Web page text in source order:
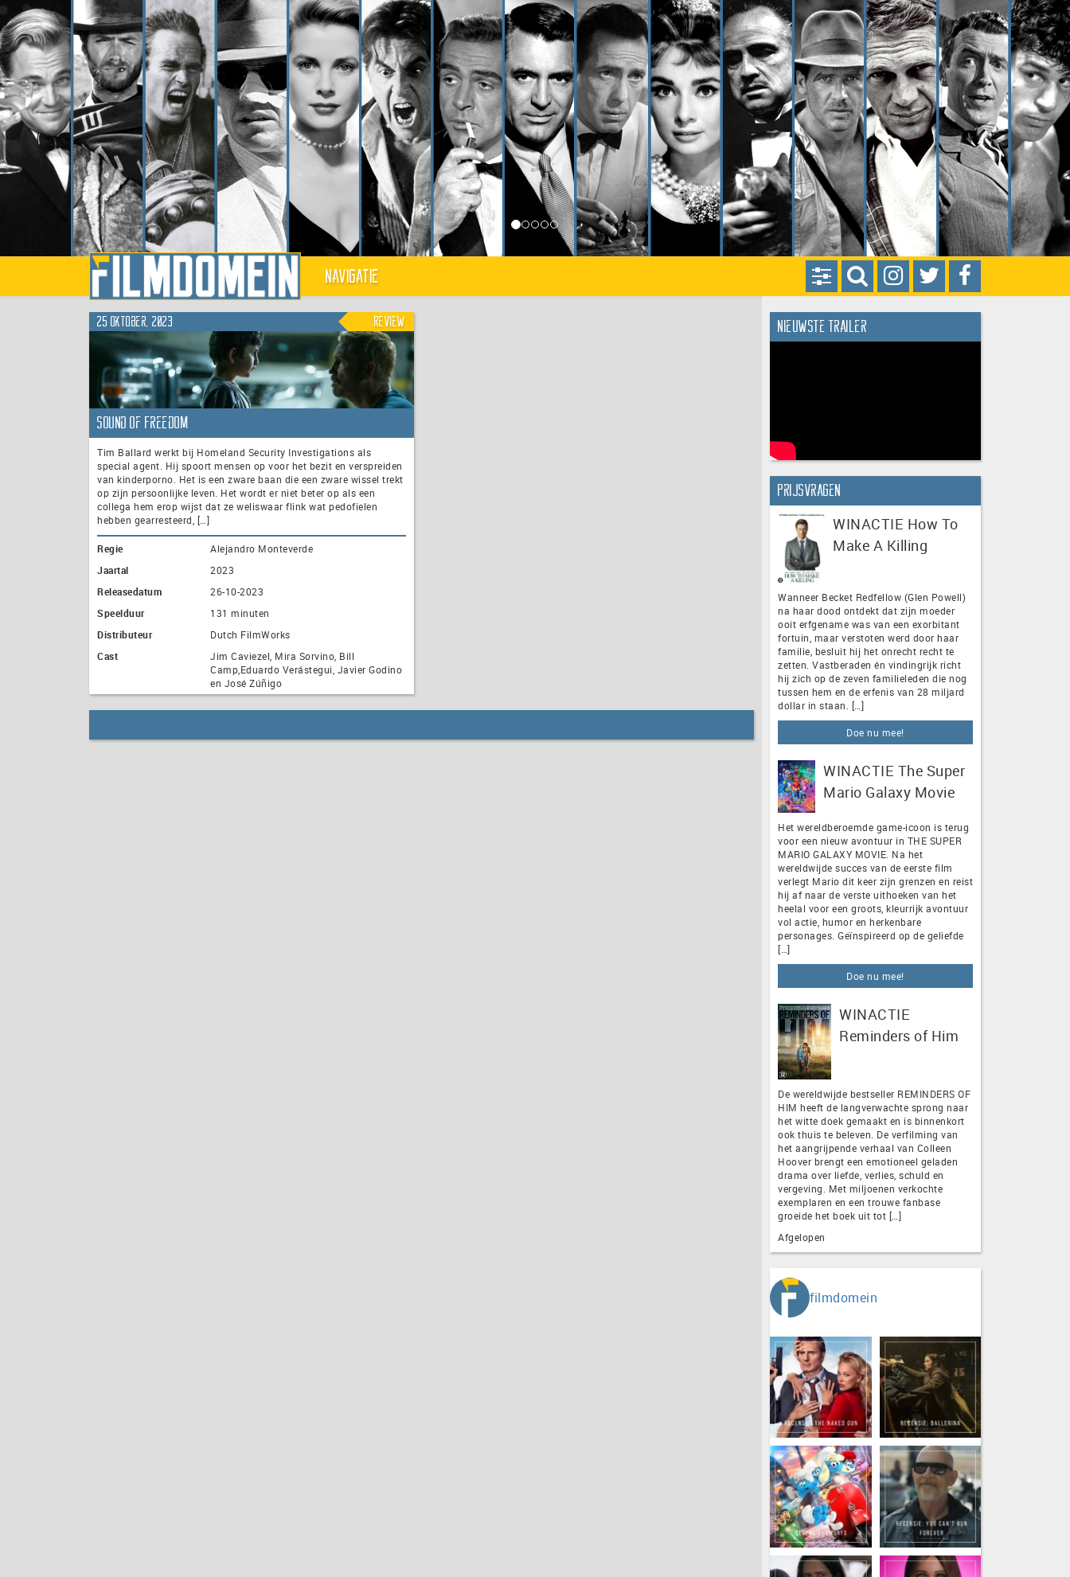
Navigatie
25 oktober, 2023 Review
Sound of Freedom
Tim Ballard werkt bij Homeland Security Investigations als
special agent. Hij spoort mensen op voor het bezit en verspreiden
van kinderporno. Het is een zware baan die een zware wissel trekt
op zijn persoonlijke leven. Het wordt er niet beter op als een
collega hem erop wijst dat ze weliswaar flink wat pedofielen
hebben gearresteerd, […]
Regie
Alejandro Monteverde
Jaartal
2023
Releasedatum
26-10-2023
Speelduur
131 minuten
Distributeur
Dutch FilmWorks
Cast
Jim Caviezel, Mira Sorvino, Bill
Camp,Eduardo Verástegui, Javier Godino
en José Zúñigo
Nieuwste trailer
Prijsvragen
WINACTIE How To
Make A Killing
Wanneer Becket Redfellow (Glen Powell)
na haar dood ontdekt dat zijn moeder
ooit erfgename was van een exorbitant
fortuin, maar verstoten werd door haar
familie, besluit hij het onrecht recht te
zetten. Vastberaden én vindingrijk richt
hij zich op de zeven familieleden die nog
tussen hem en de erfenis van 28 miljard
dollar in staan. […]
Doe nu mee!
WINACTIE The Super
Mario Galaxy Movie
Het wereldberoemde game-icoon is terug
voor een nieuw avontuur in THE SUPER
MARIO GALAXY MOVIE. Na het
wereldwijde succes van de eerste film
verlegt Mario dit keer zijn grenzen en reist
hij af naar de verste uithoeken van het
heelal voor een groots, kleurrijk avontuur
vol actie, humor en herkenbare
personages. Geïnspireerd op de geliefde
[…]
Doe nu mee!
WINACTIE
Reminders of Him
De wereldwijde bestseller REMINDERS OF
HIM heeft de langverwachte sprong naar
het witte doek gemaakt en is binnenkort
ook thuis te beleven. De verfilming van
het aangrijpende verhaal van Colleen
Hoover brengt een emotioneel geladen
drama over liefde, verlies, schuld en
vergeving. Met miljoenen verkochte
exemplaren en een trouwe fanbase
groeide het boek uit tot […]
Afgelopen
filmdomein